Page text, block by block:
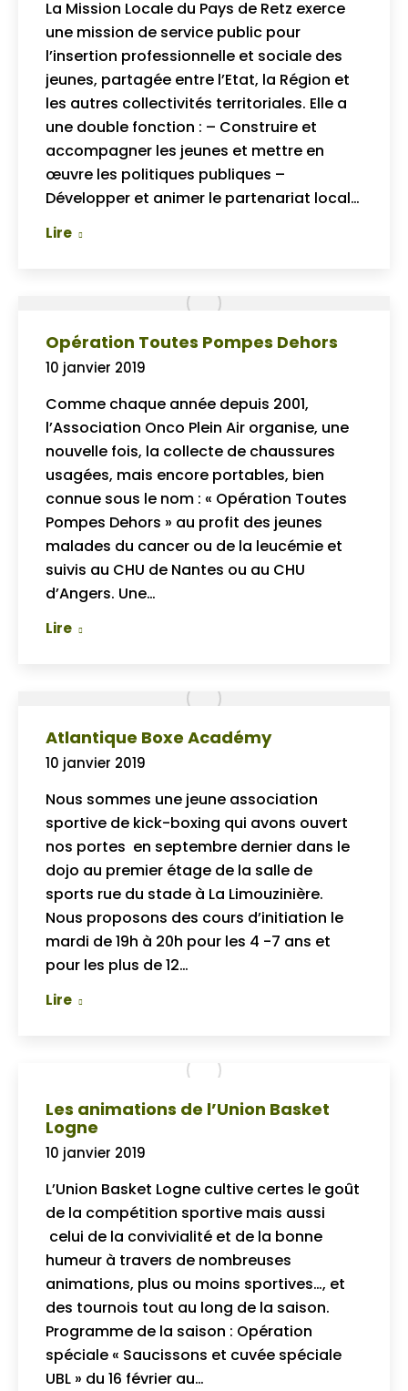
La Mission Locale du Pays de Retz exerce
une mission de service public pour
l’insertion professionnelle et sociale des
jeunes, partagée entre l’Etat, la Région et
les autres collectivités territoriales. Elle a
une double fonction : – Construire et
accompagner les jeunes et mettre en
œuvre les politiques publiques –
Développer et animer le partenariat local…
Lire
Opération Toutes Pompes Dehors
10 janvier 2019
Comme chaque année depuis 2001,
l’Association Onco Plein Air organise, une
nouvelle fois, la collecte de chaussures
usagées, mais encore portables, bien
connue sous le nom : « Opération Toutes
Pompes Dehors » au profit des jeunes
malades du cancer ou de la leucémie et
suivis au CHU de Nantes ou au CHU
d’Angers. Une…
Lire
Atlantique Boxe Académy
10 janvier 2019
Nous sommes une jeune association
sportive de kick-boxing qui avons ouvert
nos portes en septembre dernier dans le
dojo au premier étage de la salle de
sports rue du stade à La Limouzinière.
Nous proposons des cours d’initiation le
mardi de 19h à 20h pour les 4 -7 ans et
pour les plus de 12…
Lire
Les animations de l’Union Basket
Logne
10 janvier 2019
L’Union Basket Logne cultive certes le goût
de la compétition sportive mais aussi
celui de la convivialité et de la bonne
humeur à travers de nombreuses
animations, plus ou moins sportives…, et
des tournois tout au long de la saison.
Programme de la saison : Opération
spéciale « Saucissons et cuvée spéciale
UBL » du 16 février au…